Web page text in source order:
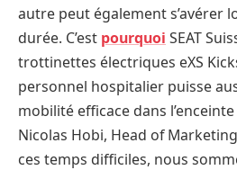
autre peut également s’avérer
durée. C’est pourquoi SEAT
trottinettes électriques eXS
personnel hospitalier puisse
mobilité efficace dans
Nicolas Hobi, Head of Marketing
ces temps difficiles, nous